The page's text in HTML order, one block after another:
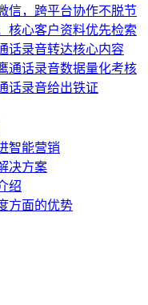
信，跨平台协作不脱节
核心客户资料优先检索
话录音转达核心内容
通话录音数据量化考核
话录音给出铁证
智能营销
决方案
绍
方面的优势